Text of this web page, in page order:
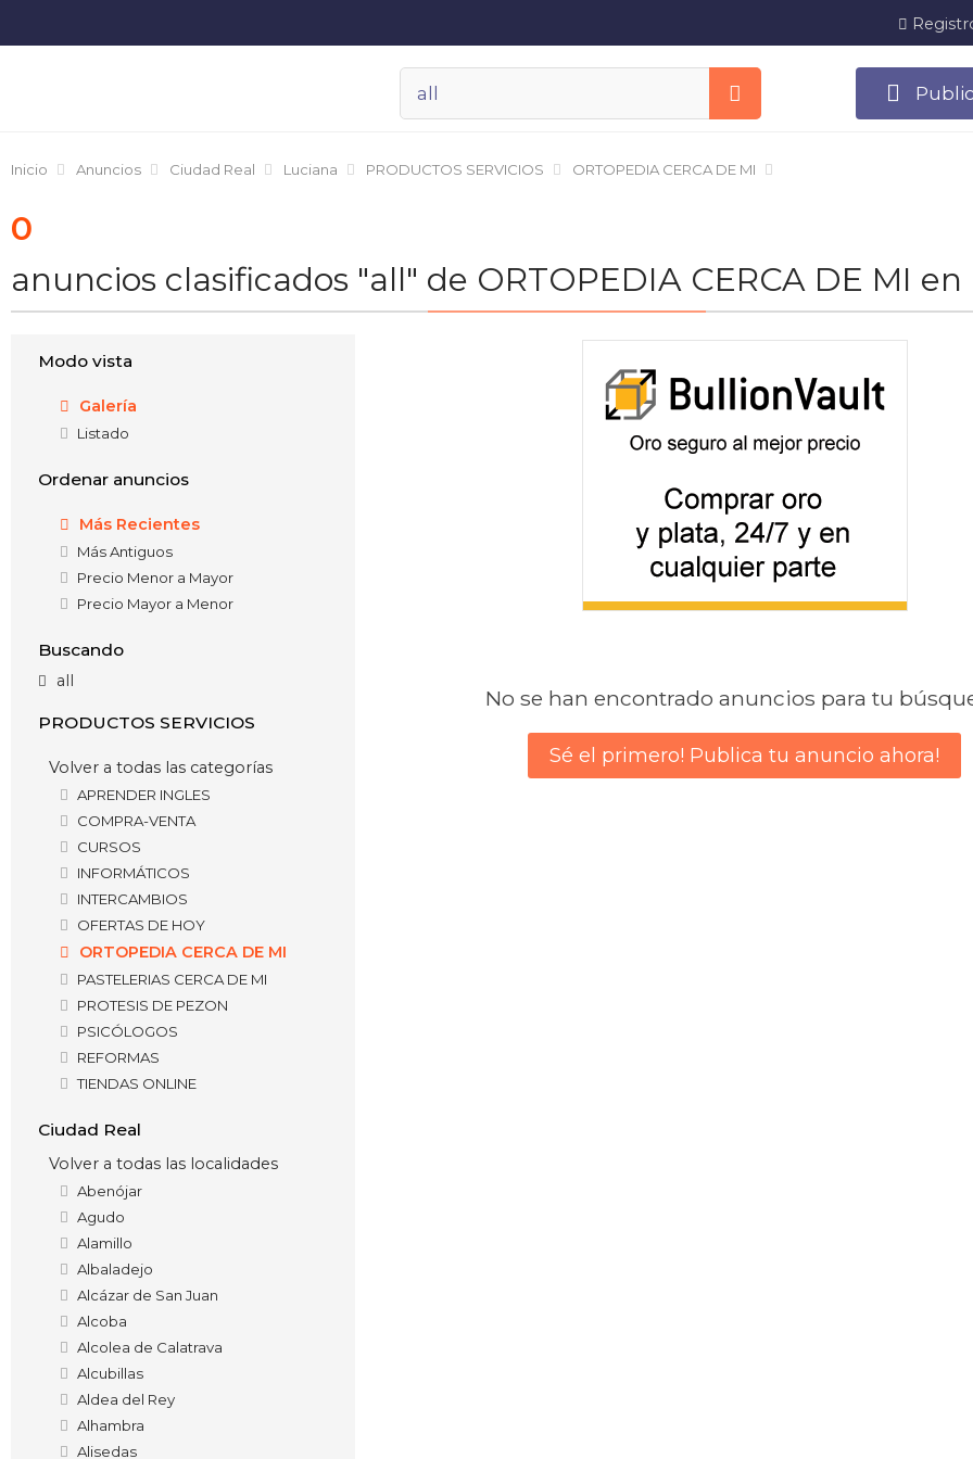
Inicio Anuncios Ciudad Real Luciana PRODUCTOS SERVICIOS ORTOPEDIA CERCA DE MI
0
anuncios clasificados "all" de ORTOPEDIA CERCA DE MI
Modo vista
Galería
Listado
Ordenar anuncios
Más Recientes
Más Antiguos
Precio Menor a Mayor
Precio Mayor a Menor
Buscando
all
PRODUCTOS SERVICIOS
Volver a todas las categorías
APRENDER INGLES
COMPRA-VENTA
CURSOS
INFORMÁTICOS
INTERCAMBIOS
OFERTAS DE HOY
ORTOPEDIA CERCA DE MI
PASTELERIAS CERCA DE MI
PROTESIS DE PEZON
PSICÓLOGOS
REFORMAS
TIENDAS ONLINE
Ciudad Real
Volver a todas las localidades
Abenójar
Agudo
Alamillo
Albaladejo
Alcázar de San Juan
Alcoba
Alcolea de Calatrava
Alcubillas
Aldea del Rey
Alhambra
Alisedas
No se han encontrado anuncios para tu
Sé el primero! Publica tu anuncio ahora!